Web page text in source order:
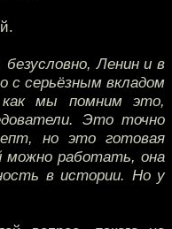
Ленин и в
с серьёзным вкладом
мы помним это,
Это точно
но это готовая
можно работать, она
в истории. Но у